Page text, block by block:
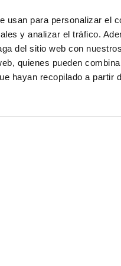
usan para personalizar el
y analizar el tráfico.
del sitio web con
quienes pueden
hayan recopilado a partir
fisioterapia:
sirven y
más eficaces
para tratar lesiones
+